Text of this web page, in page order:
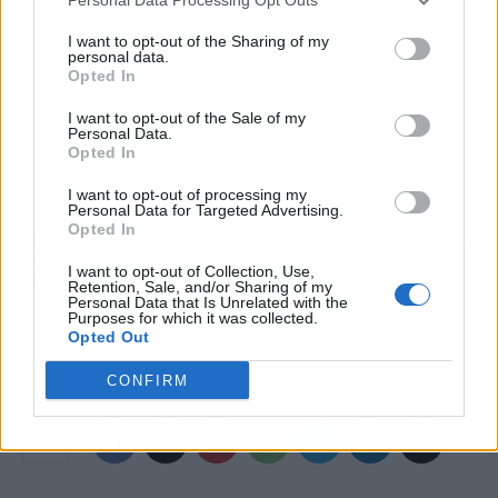
I want to opt-out of the Sharing of my
personal data.
Opted In
I want to opt-out of the Sale of my
Personal Data.
Opted In
I want to opt-out of processing my
Personal Data for Targeted Advertising.
Opted In
I want to opt-out of Collection, Use,
Retention, Sale, and/or Sharing of my
Personal Data that Is Unrelated with the
Purposes for which it was collected.
Opted Out
CONFIRM
Artículo anterior
Cómo es el nuevo
software que
revoluciona las
certificaciones de los
sistemas ISO
cura